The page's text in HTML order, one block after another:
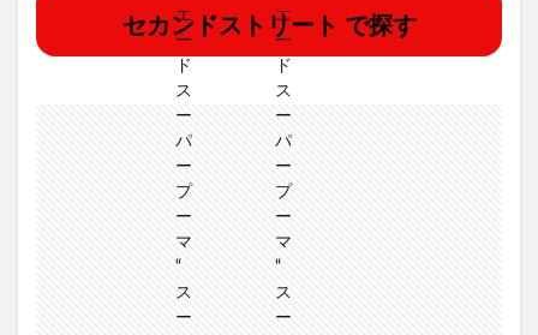
セカンドストリート で探す